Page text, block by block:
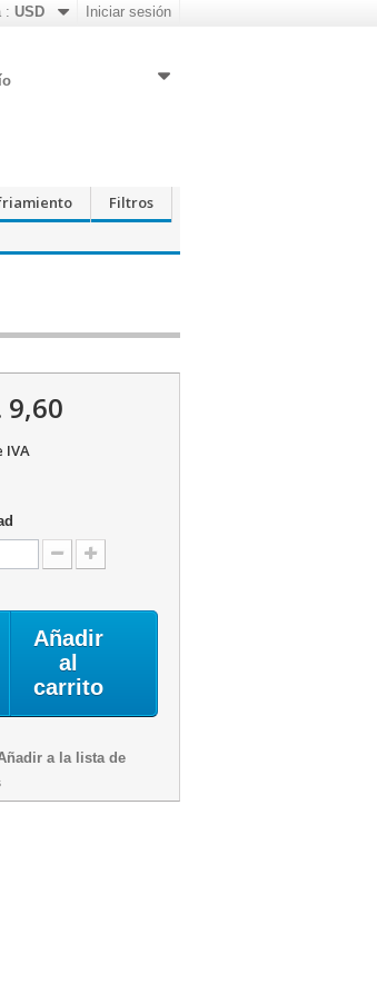
Iniciar sesión
: USD
Filtros
9,60
IVA
Añadir
al
carrito
a la lista de